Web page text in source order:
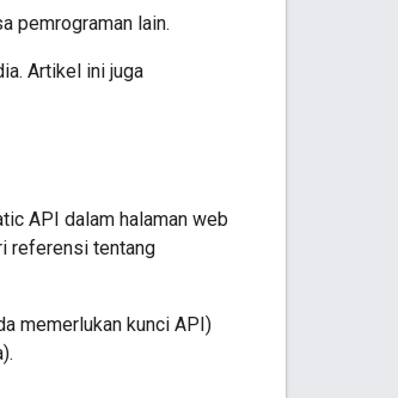
pemrograman lain.
Artikel ini juga
API dalam halaman web
referensi tentang
memerlukan kunci API)